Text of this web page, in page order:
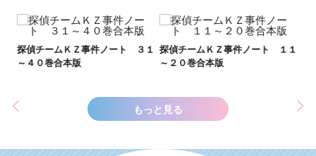
探偵チームＫＺ事件ノート ３１
～４０巻合本版
探偵チームＫＺ事件ノート １１
～２０巻合本版
もっと見る